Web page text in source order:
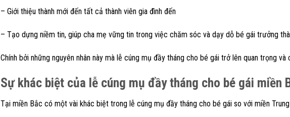
– Giới thiệu thành mới đến tất cả thành viên gia đình đến
– Tạo dựng niềm tin, giúp cha mẹ vững tin trong việc chăm sóc và dạy dỗ bé gái trưởng
Chính bởi những nguyên nhân này mà lễ cúng mụ đầy tháng cho bé gái trở lên quan trọng và
Sự khác biệt của lễ cúng mụ đầy tháng cho bé gái miền
Tại miền Bắc có một vài khác biệt trong lễ cúng mụ đầy tháng cho bé gái so với miền